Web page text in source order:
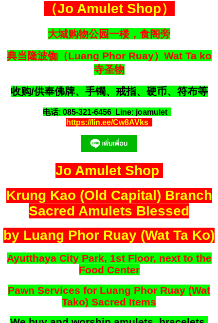
（Jo Amulet Shop）
大城购物公园一楼，食阁旁
典当隆波铷（Luang Phor Ruay）Wat Ta ko
寺圣物
收购/供奉佛牌、手镯、戒指、硬币、符布等
电话: 085-321-6456 Line: joamulet
https://lin.ee/Cw8AVks
Jo Amulet Shop
Krung Kao (Old Capital) Branch
Sacred Amulets Blessed
by Luang Phor Ruay (Wat Ta Ko)
Ayutthaya City Park, 1st Floor, next to the
Food Center
Pawn Services for Luang Phor Ruay (Wat
Tako) Sacred Items